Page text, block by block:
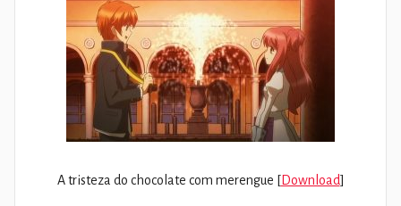
A tristeza do chocolate com merengue [Download]